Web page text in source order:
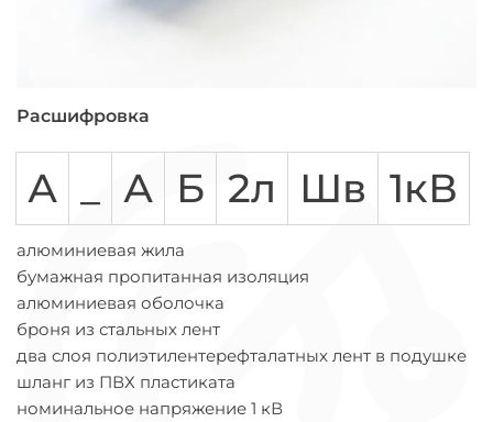
Расшифровка
А А Б 2л Шв 1кВ
алюминиевая жила
бумажная пропитанная изоляция
алюминиевая оболочка
броня из стальных лент
два слоя полиэтилентерефталатных лент в подушке
шланг из ПВХ пластиката
номинальное напряжение 1 кВ